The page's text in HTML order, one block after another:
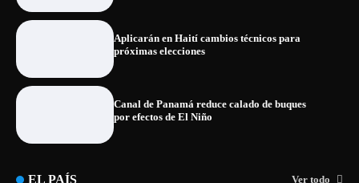
Aplicarán en Haití cambios técnicos para
próximas elecciones
Canal de Panamá reduce calado de buques
por efectos de El Niño
EL PAÍS Ver todo